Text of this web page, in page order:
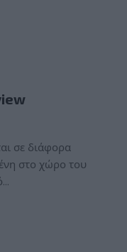
σε διάφορα
στο χώρο του